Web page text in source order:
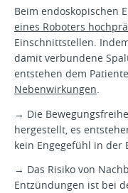
Beim endoskopischen
eines Roboters
Einschnittstellen.
damit verbundene
entstehen dem
Nebenwirkungen
→ Die
hergestellt, es
kein Engegefühl in der
→ Das Risiko von
Entzündungen ist bei